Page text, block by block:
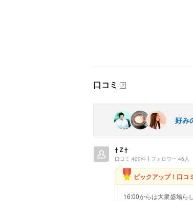
口コミ ？
好み
†Ｚ†
口コミ 409件 フォロワー 46人
ピックアップ！口コミ
16:00からは大衆盛場ら